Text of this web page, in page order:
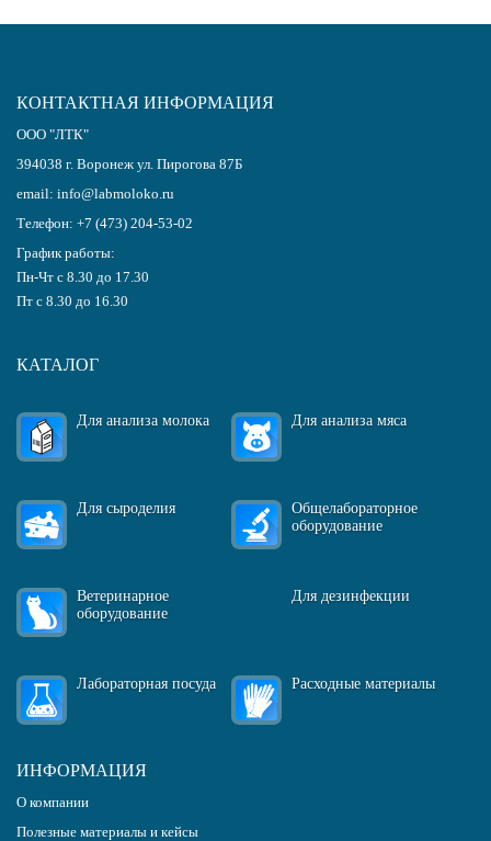
КОНТАКТНАЯ ИНФОРМАЦИЯ
ООО "ЛТК"
394038 г. Воронеж ул. Пирогова 87Б
email: info@labmoloko.ru
Телефон: +7 (473) 204-53-02
График работы:
Пн-Чт с 8.30 до 17.30
Пт с 8.30 до 16.30
КАТАЛОГ
Для анализа молока Для анализа мяса
Для сыроделия
Общелабораторное
оборудование
Ветеринарное
оборудование
Для дезинфекции
Лабораторная посуда Расходные материалы
ИНФОРМАЦИЯ
О компании
Полезные материалы и кейсы